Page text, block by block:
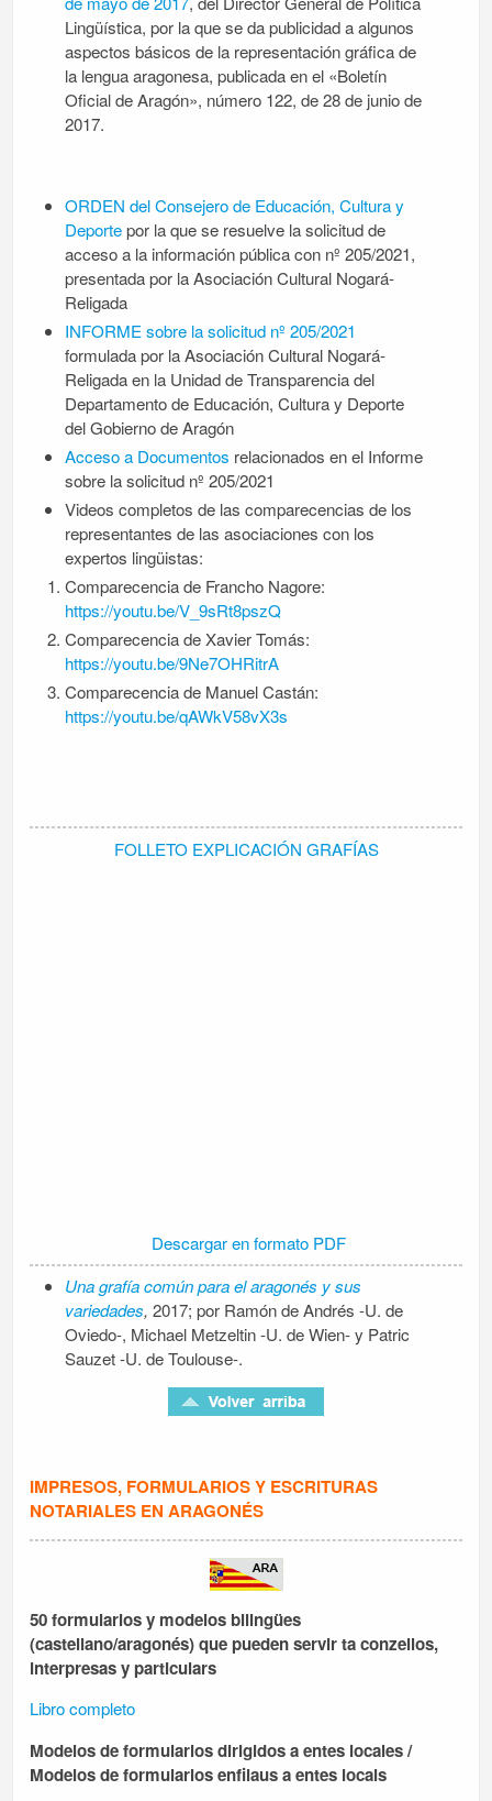
Lingüística, por la que se da publicidad a algunos
aspectos básicos de la representación gráfica de
la lengua aragonesa, publicada en el «Boletín
Oficial de Aragón», número 122, de 28 de junio de
2017.
ORDEN del Consejero de Educación, Cultura y
Deportepor la que se resuelve la solicitud de
acceso a la información pública con nº 205/2021,
presentada por la Asociación Cultural Nogará-
Religada
INFORME sobre la solicitud nº 205/2021
formulada por la Asociación Cultural Nogará-
Religada en la Unidad de Transparencia del
Departamento de Educación, Cultura y Deporte
del Gobierno de Aragón
Acceso a Documentos relacionados en el Informe
sobre la solicitud nº 205/2021
Videos completos de las comparecencias de los
representantes de las asociaciones con los
expertos lingüistas:
Comparecencia de Francho Nagore:
https://youtu.be/V_9sRt8pszQ
Comparecencia de Xavier Tomás:
https://youtu.be/9Ne7OHRitrA
Comparecencia de Manuel Castán:
https://youtu.be/qAWkV58vX3s
FOLLETO EXPLICACIÓN GRAFÍAS
Descargar en formato PDF
Una grafía común para el aragonés y sus
variedades, 2017; por Ramón de Andrés -U. de
Oviedo-, Michael Metzeltin -U. de Wien- y Patric
Sauzet -U. de Toulouse-.
IMPRESOS, FORMULARIOS Y ESCRITURAS
NOTARIALES EN ARAGONÉS
50 formularios y modelos bilingües
(castellano/aragonés) que pueden servir ta conzellos,
interpresas y particulars
Libro completo
Modelos de formularios dirigidos a entes locales/
Modelos de formularios enfilaus a entes locals